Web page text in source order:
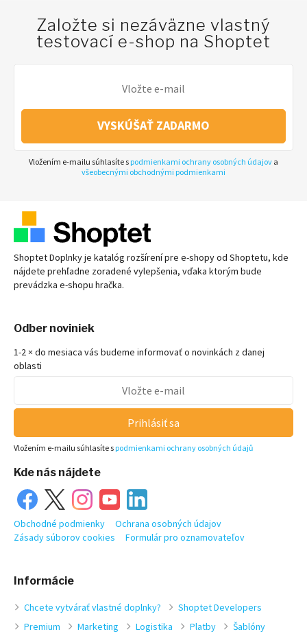
Založte si nezáväzne vlastný
testovací e-shop na Shoptet
VYSKÚŠAŤ ZADARMO
Vložením e-mailu súhlasíte s podmienkami ochrany osobných údajov a
všeobecnými obchodnými podmienkami
Shoptet Doplnky je katalóg rozšírení pre e-shopyod Shoptetu, kde
nájdete prehľadne zoradené vylepšenia, vďaka ktorým bude
prevádzka e-shopu hračka.
Informácie
Chcete vytvárať vlastné doplnky?
Shoptet Developers
Premium
Marketing Logistika Platby Šablóny
Odber noviniek
1-2 × do mesiaca vás budeme informovať o novinkách z danej
oblasti
Prihlásiť sa
Vložením e-mailu súhlasíte s podmienkami ochrany osobných údajů
Kde nás nájdete
Obchodné podmienky
Ochrana osobných údajov
Zásady súborov cookies
Formulár pro oznamovateľov